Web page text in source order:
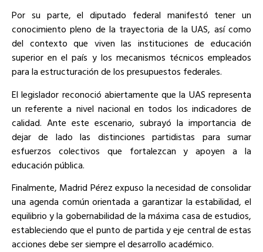
Por su parte, el diputado federal manifestó tener un
conocimiento pleno de la trayectoria de la UAS, así como
del contexto que viven las instituciones de educación
superior en el país y los mecanismos técnicos empleados
para la estructuración de los presupuestos federales.
El legislador reconoció abiertamente que la UAS representa
un referente a nivel nacional en todos los indicadores de
calidad. Ante este escenario, subrayó la importancia de
dejar de lado las distinciones partidistas para sumar
esfuerzos colectivos que fortalezcan y apoyen a la
educación pública.
Finalmente, Madrid Pérez expuso la necesidad de consolidar
una agenda común orientada a garantizar la estabilidad, el
equilibrio y la gobernabilidad de la máxima casa de estudios,
estableciendo que el punto de partida y eje central de estas
acciones debe ser siempre el desarrollo académico.